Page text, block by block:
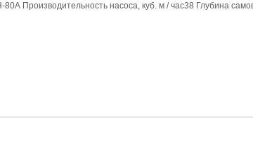
Производительность насоса, куб. м / час38 Глубина